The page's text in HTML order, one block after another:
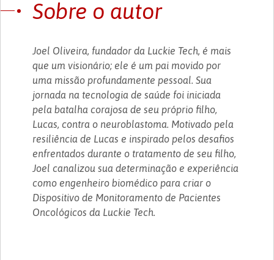
Sobre o autor
Joel Oliveira, fundador da Luckie Tech, é mais
que um visionário; ele é um pai movido por
uma missão profundamente pessoal. Sua
jornada na tecnologia de saúde foi iniciada
pela batalha corajosa de seu próprio filho,
Lucas, contra o neuroblastoma. Motivado pela
resiliência de Lucas e inspirado pelos desafios
enfrentados durante o tratamento de seu filho,
Joel canalizou sua determinação e experiência
como engenheiro biomédico para criar o
Dispositivo de Monitoramento de Pacientes
Oncológicos da Luckie Tech.